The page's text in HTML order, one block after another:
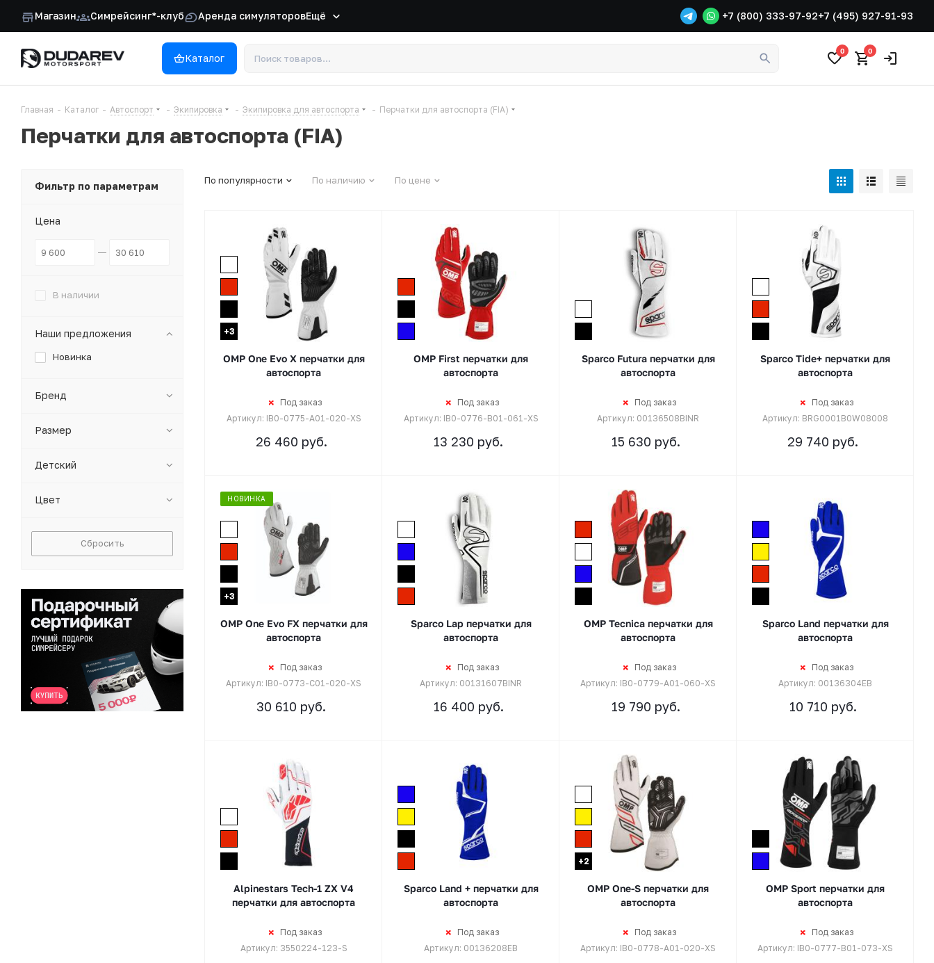
Магазин Симрейсинг*-клуб Аренда симуляторовЕщё +7 (800) 333-97-92+7 (495) 927-91-93
Каталог
0 0
Главная - Каталог - Автоспорт - Экипировка - Экипировка для автоспорта - Перчатки для автоспорта (FIA)
Перчатки для автоспорта (FIA)
По популярности По наличию По цене
+3
OMP One Evo X перчатки для
автоспорта
Под заказ
Артикул: IB0-0775-A01-020-XS
26 460 руб.
OMP First перчатки для
автоспорта
Под заказ
Артикул: IB0-0776-B01-061-XS
13 230 руб.
Sparco Futura перчатки для
автоспорта
Под заказ
Артикул: 00136508BINR
15 630 руб.
Sparco Tide+ перчатки для
автоспорта
Под заказ
Артикул: BRG0001B0W08008
29 740 руб.
+3
НОВИНКА
OMP One Evo FX перчатки для
автоспорта
Под заказ
Артикул: IB0-0773-C01-020-XS
30 610 руб.
Sparco Lap перчатки для
автоспорта
Под заказ
Артикул: 00131607BINR
16 400 руб.
OMP Tecnica перчатки для
автоспорта
Под заказ
Артикул: IB0-0779-A01-060-XS
19 790 руб.
Sparco Land перчатки для
автоспорта
Под заказ
Артикул: 00136304EB
10 710 руб.
Alpinestars Tech-1 ZX V4
перчатки для автоспорта
Под заказ
Артикул: 3550224-123-S
Sparco Land + перчатки для
автоспорта
Под заказ
Артикул: 00136208EB
+2
OMP One-S перчатки для
автоспорта
Под заказ
Артикул: IB0-0778-A01-020-XS
OMP Sport перчатки для
автоспорта
Под заказ
Артикул: IB0-0777-B01-073-XS
Фильтр по параметрам
Цена
В наличии
Наши предложения
Новинка
Бренд
Размер
Детский
Цвет
Сбросить